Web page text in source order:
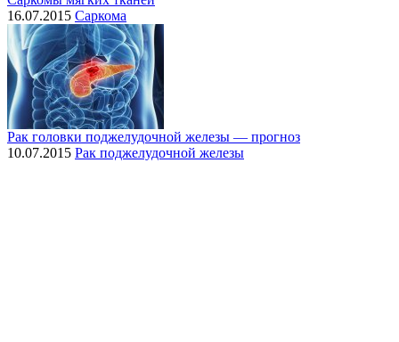
16.07.2015 Саркома
Рак головки поджелудочной железы — прогноз
10.07.2015 Рак поджелудочной железы